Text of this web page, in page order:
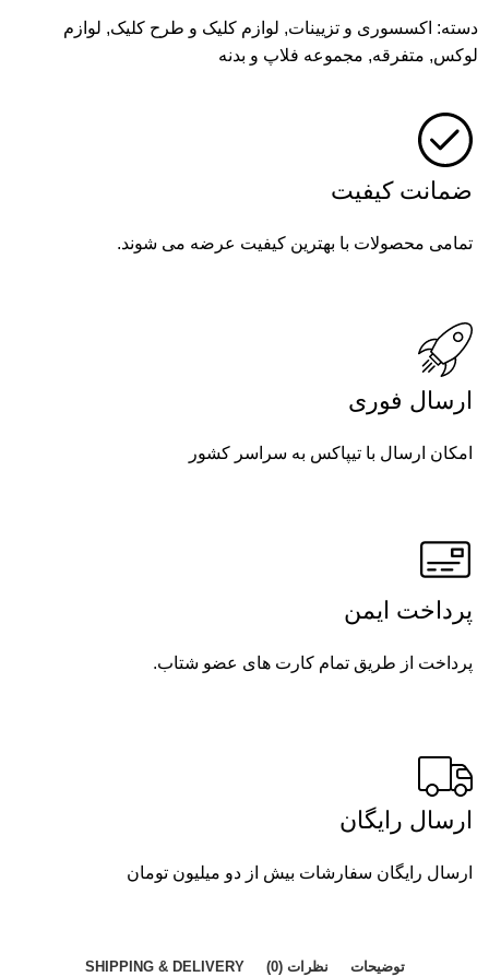
دسته: اکسسوری و تزیینات, لوازم کلیک و طرح کلیک, لوازم
لوکس, متفرقه, مجموعه فلاپ و بدنه
ضمانت کیفیت
تمامی محصولات با بهترین کیفیت عرضه می شوند.
ارسال فوری
امکان ارسال با تیپاکس به سراسر کشور
پرداخت ایمن
پرداخت از طریق تمام کارت های عضو شتاب.
ارسال رایگان
ارسال رایگان سفارشات بیش از دو میلیون تومان
توضیحات نظرات (0) SHIPPING & DELIVERY